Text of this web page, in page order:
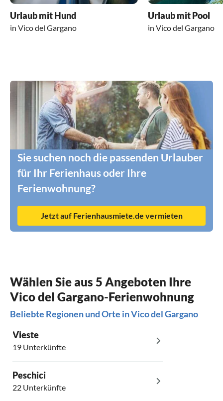
Urlaub mit Hund
in Vico del Gargano
Urlaub mit Pool
in Vico del Gargano
Sie suchen noch die passenden Urlauber
für Ihr Ferienhaus oder Ihre
Ferienwohnung?
Jetzt auf Ferienhausmiete.de vermieten
Wählen Sie aus 5 Angeboten Ihre
Vico del Gargano-Ferienwohnung
Beliebte Regionen und Orte in Vico del Gargano
Vieste
19 Unterkünfte
Peschici
22 Unterkünfte